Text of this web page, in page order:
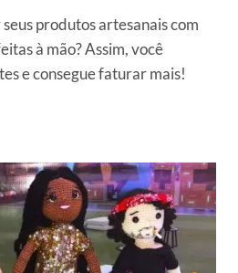
produtos artesanais com
à mão? Assim, você
e consegue faturar mais!